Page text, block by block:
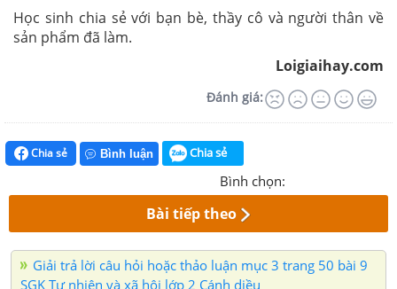
Học sinh chia sẻ với bạn bè, thầy cô và người thân về
sản phẩm đã làm.
Loigiaihay.com
Đánh giá:
Chia sẻ Bình luận Chia sẻ
Bình chọn:
Bài tiếp theo
Giải trả lời câu hỏi hoặc thảo luận mục 3 trang 50 bài 9
SGK Tự nhiên và xã hội lớp 2 Cánh diều